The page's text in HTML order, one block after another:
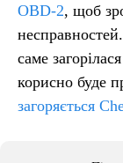
OBD-2, щоб
саме
корисно буде
загоряється